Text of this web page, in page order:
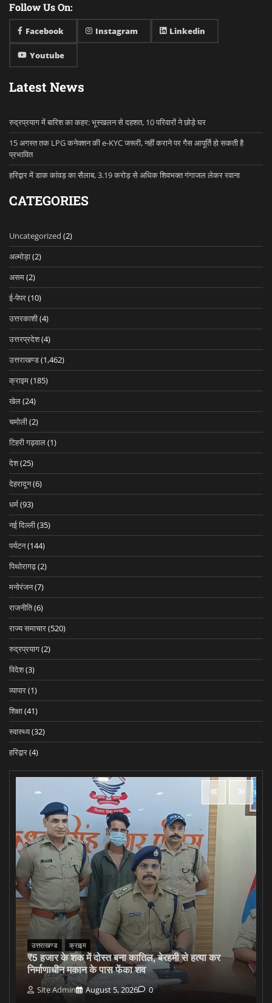
Follow Us On:
Facebook Instagram Linkedin
Youtube
Latest News
रुद्रप्रयाग में बारिश का कहर: भूस्खलन से दहशत, 10 परिवारों ने छोड़े घर
15 अगस्त तक LPG कनेक्शन की e-KYC जरूरी, नहीं कराने पर गैस आपूर्ति हो सकती है
प्रभावित
हरिद्वार में डाक कांवड़ का सैलाब, 3.19 करोड़ से अधिक शिवभक्त गंगाजल लेकर रवाना
CATEGORIES
Uncategorized (2)
अल्मोड़ा(2)
असम(2)
ई-पेपर(10)
उत्तरकाशी(4)
उत्तरप्रदेश(4)
उत्तराखण्ड(1,462)
क्राइम(185)
खेल(24)
चमोली(2)
टिहरी गढ़वाल(1)
देश(25)
देहरादून(6)
धर्म(93)
नई दिल्ली(35)
पर्यटन(144)
पिथोरागढ़(2)
मनोरंजन(7)
राजनीति(6)
राज्य समाचार(520)
रुद्रप्रयाग(2)
विदेश(3)
व्यापार(1)
शिक्षा(41)
स्वास्थ्य(32)
हरिद्वार(4)
उत्तराखण्ड क्राइम
₹5 हजार के शक में दोस्त बना कातिल, बेरहमी से हत्या कर
निर्माणाधीन मकान के पास फेंका शव
Site Admin August 5, 2026 0